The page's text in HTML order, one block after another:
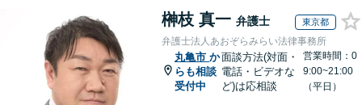
榊枝 真一 弁護士 東京都
弁護士法人あおぞらみらい法律事務所
丸亀市 か
らも相談
受付中
面談方法(対面・
電話・ビデオな
ど)は応相談
営業時間：0
9:00~21:00
（平日）